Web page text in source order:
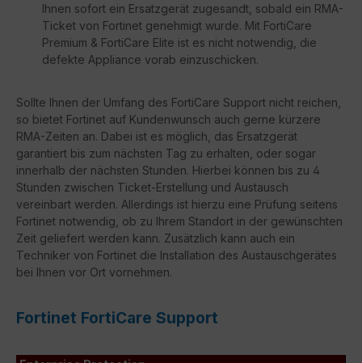
Ihnen sofort ein Ersatzgerät zugesandt, sobald ein RMA-
Ticket von Fortinet genehmigt wurde. Mit FortiCare
Premium & FortiCare Elite ist es nicht notwendig, die
defekte Appliance vorab einzuschicken.
Sollte Ihnen der Umfang des FortiCare Support nicht reichen,
so bietet Fortinet auf Kundenwunsch auch gerne kürzere
RMA-Zeiten an. Dabei ist es möglich, das Ersatzgerät
garantiert bis zum nächsten Tag zu erhalten, oder sogar
innerhalb der nächsten Stunden. Hierbei können bis zu 4
Stunden zwischen Ticket-Erstellung und Austausch
vereinbart werden. Allerdings ist hierzu eine Prüfung seitens
Fortinet notwendig, ob zu Ihrem Standort in der gewünschten
Zeit geliefert werden kann. Zusätzlich kann auch ein
Techniker von Fortinet die Installation des Austauschgerätes
bei Ihnen vor Ort vornehmen.
Fortinet FortiCare Support